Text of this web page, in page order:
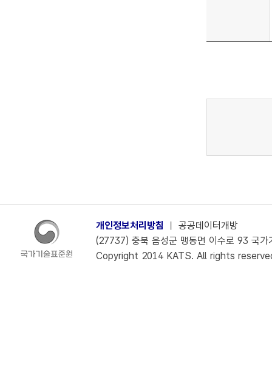
개인정보처리방침 ㅣ 공공데이터개방
(27737) 충북 음성군 맹동면 이수로 93 국
Copyright 2014 KATS. All rights